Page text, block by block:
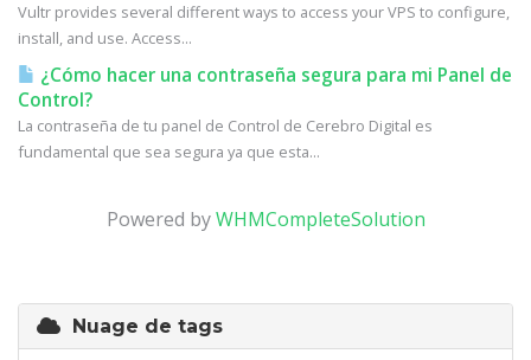
Vultr provides several different ways to access your VPS to configure,
install, and use. Access...
¿Cómo hacer una contraseña segura para mi Panel de
Control?
La contraseña de tu panel de Control de Cerebro Digital es
fundamental que sea segura ya que esta...
Powered byWHMCompleteSolution
Nuage de tags